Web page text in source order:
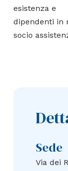
esistenza e
dipendenti in
socio
Sede
Via dei